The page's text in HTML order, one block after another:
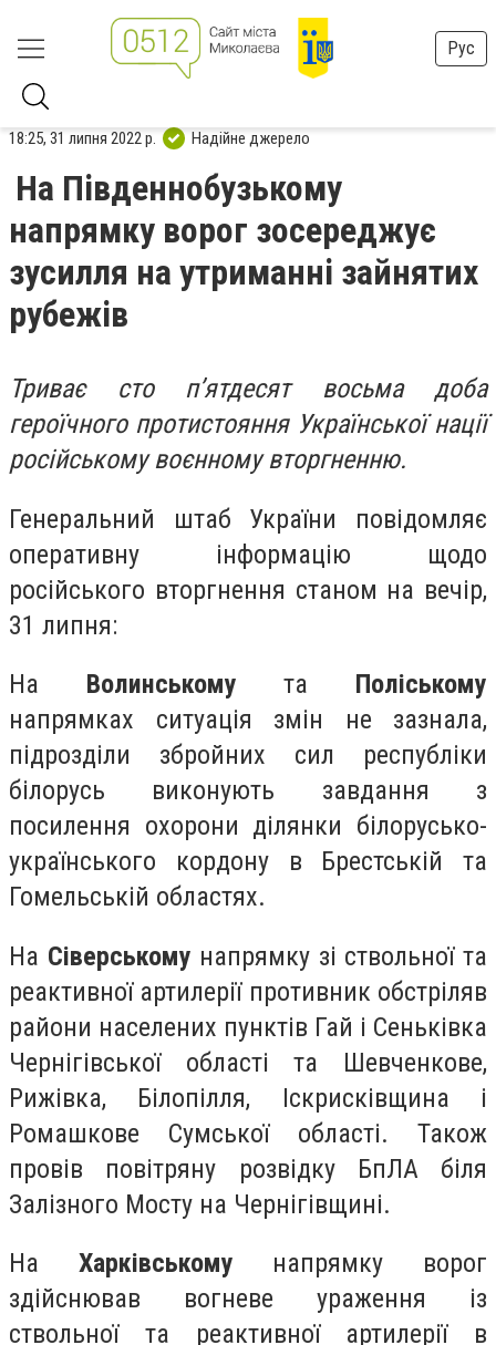
Рус
18:25, 31 липня 2022 р. Надійне джерело
На Південнобузькому
напрямку ворог зосереджує
зусилля на утриманні зайнятих
рубежів
Триває сто п’ятдесят восьма доба
героїчного протистояння Української нації
російському воєнному вторгненню.
Генеральний штаб України повідомляє
оперативну інформацію щодо
російського вторгнення станом на вечір,
31 липня:
На Волинському та Поліському
напрямках ситуація змін не зазнала,
підрозділи збройних сил республіки
білорусь виконують завдання з
посилення охорони ділянки білорусько-
українського кордону в Брестській та
Гомельській областях.
На Сіверському напрямку зі ствольної та
реактивної артилерії противник обстріляв
райони населених пунктів Гай і Сеньківка
Чернігівської області та Шевченкове,
Рижівка, Білопілля, Іскрисківщина і
Ромашкове Сумської області. Також
провів повітряну розвідку БпЛА біля
Залізного Мосту на Чернігівщині.
На Харківському напрямку ворог
здійснював вогневе ураження із
ствольної та реактивної артилерії в